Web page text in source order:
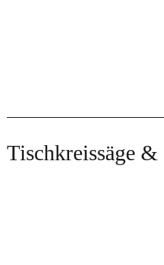
Tischkreissäge